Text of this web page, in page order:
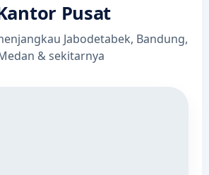
Pusat
Jabodetabek, Bandung,
& sekitarnya